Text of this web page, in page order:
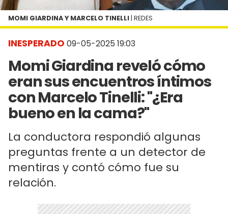
INESPERADO 09-05-2025 19:03
Momi Giardina reveló cómo
eran sus encuentros íntimos
con Marcelo Tinelli: "¿Era
bueno en la cama?"
La conductora respondió algunas
preguntas frente a un detector de
mentiras y contó cómo fue su
relación.
MOMI GIARDINA Y MARCELO TINELLI | REDES